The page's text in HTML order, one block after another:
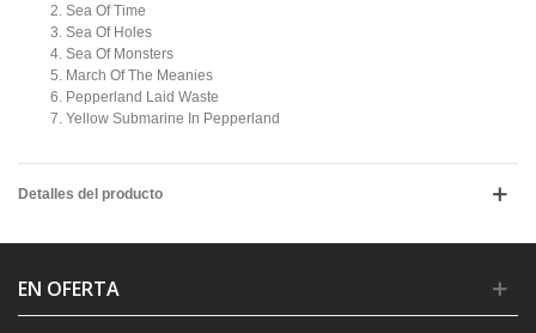
Sea Of Time
Sea Of Holes
Sea Of Monsters
March Of The Meanies
Pepperland Laid Waste
Yellow Submarine In Pepperland
Detalles del producto
EN OFERTA